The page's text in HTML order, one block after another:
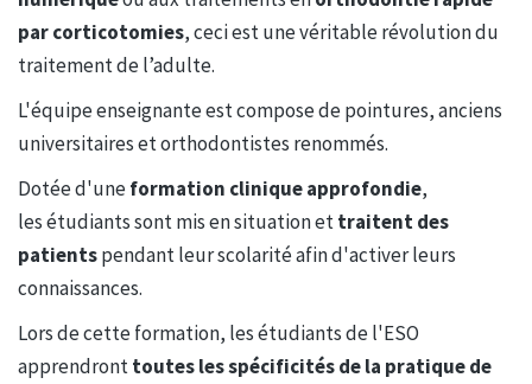
par corticotomies, ceci est une véritable révolution du
traitement de l’adulte.
L'équipe enseignante est compose de pointures, anciens
universitaires et orthodontistes renommés.
Dotée d'uneformation clinique approfondie,
les étudiants sont mis en situation ettraitent des
patientspendant leur scolarité afin d'activer leurs
connaissances.
Lors de cette formation, les étudiants de l'ESO
apprendronttoutes les spécificités de la pratique de